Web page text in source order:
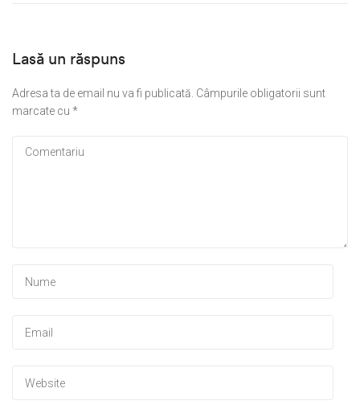
Lasă un răspuns
Adresa ta de email nu va fi publicată. Câmpurile obligatorii sunt
marcate cu *